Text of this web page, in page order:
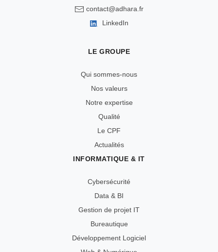
contact@adhara.fr
LinkedIn
LE GROUPE
Qui sommes-nous
Nos valeurs
Notre expertise
Qualité
Le CPF
Actualités
INFORMATIQUE & IT
Cybersécurité
Data & BI
Gestion de projet IT
Bureautique
Développement Logiciel